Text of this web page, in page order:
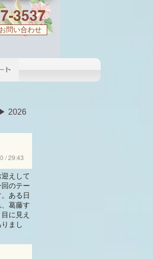
3537
問い合わせ
ト
▶︎ 2026
/ 29:43
えして
のテー
ある日
葛藤す
に見え
まし